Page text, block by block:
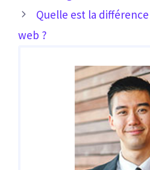
Quelle est la
web ?